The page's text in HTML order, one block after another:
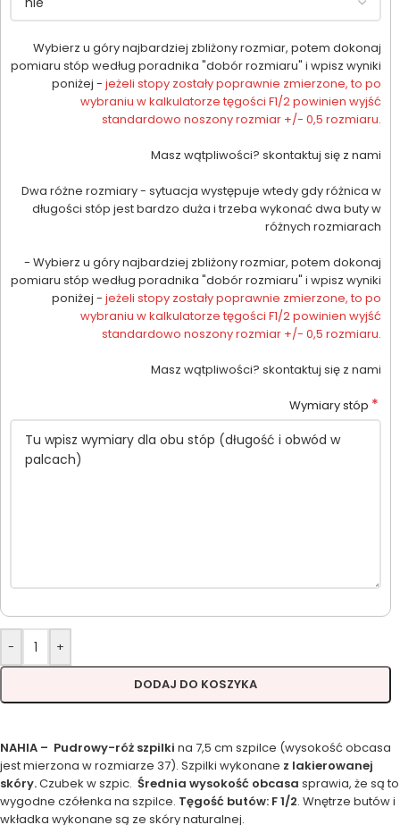
Wybierz u góry najbardziej zbliżony rozmiar, potem dokonaj
pomiaru stóp według poradnika "dobór rozmiaru" i wpisz wyniki
poniżej - jeżeli stopy zostały poprawnie zmierzone, to po
wybraniu w kalkulatorze tęgości F1/2 powinien wyjść
standardowo noszony rozmiar +/- 0,5 rozmiaru.
Masz wątpliwości? skontaktuj się z nami
Dwa różne rozmiary - sytuacja występuje wtedy gdy różnica w
długości stóp jest bardzo duża i trzeba wykonać dwa buty w
różnych rozmiarach
- Wybierz u góry najbardziej zbliżony rozmiar, potem dokonaj
pomiaru stóp według poradnika "dobór rozmiaru" i wpisz wyniki
poniżej - jeżeli stopy zostały poprawnie zmierzone, to po
wybraniu w kalkulatorze tęgości F1/2 powinien wyjść
standardowo noszony rozmiar +/- 0,5 rozmiaru.
Masz wątpliwości? skontaktuj się z nami
Wymiary stóp *
- +
DODAJ DO KOSZYKA
NAHIA – Pudrowy-róż szpilki na 7,5 cm szpilce (wysokość obcasa
jest mierzona w rozmiarze 37). Szpilki wykonane z lakierowanej
skóry.Czubek w szpic. Średnia wysokość obcasa sprawia, że są to
wygodne czółenka na szpilce. Tęgość butów: F 1/2. Wnętrze butów i
wkładka wykonane są ze skóry naturalnej.